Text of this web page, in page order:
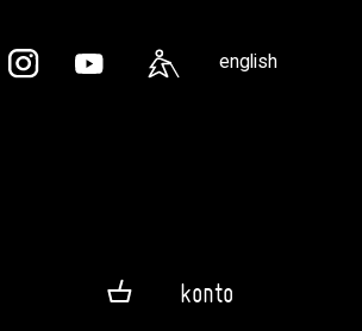
english
konto